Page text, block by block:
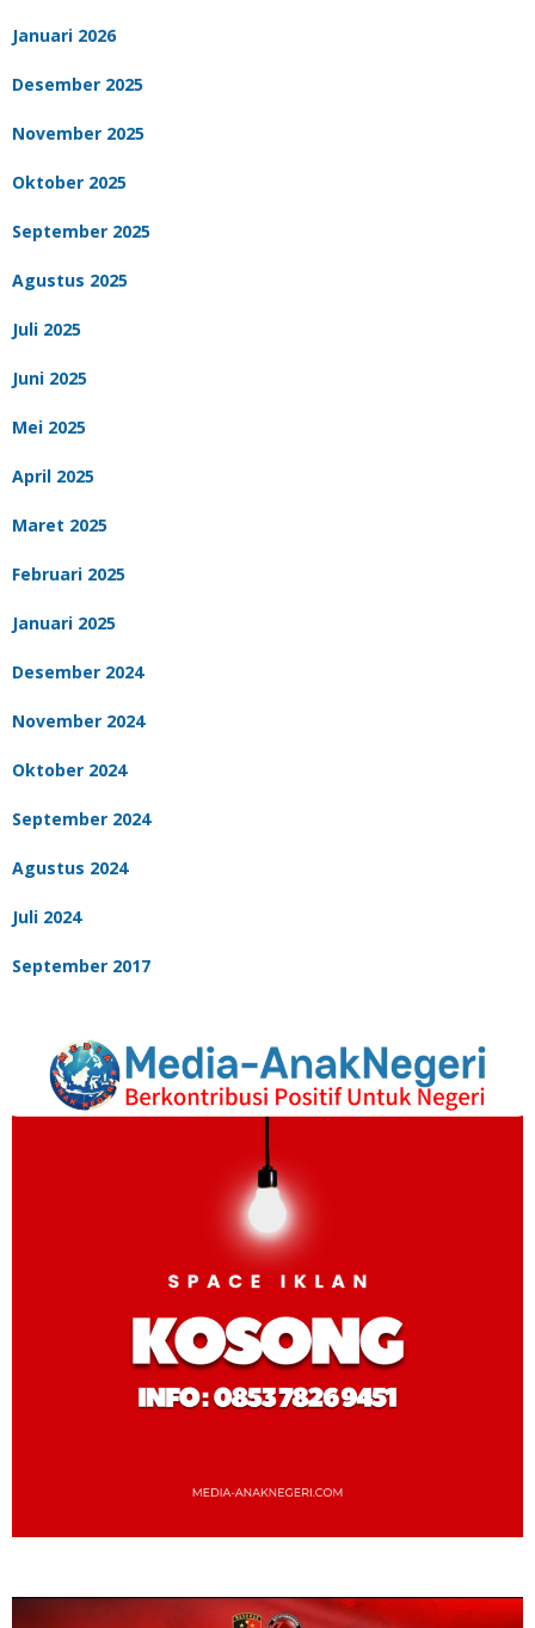
Januari 2026
Desember 2025
November 2025
Oktober 2025
September 2025
Agustus 2025
Juli 2025
Juni 2025
Mei 2025
April 2025
Maret 2025
Februari 2025
Januari 2025
Desember 2024
November 2024
Oktober 2024
September 2024
Agustus 2024
Juli 2024
September 2017